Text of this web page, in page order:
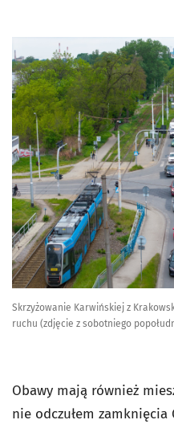
Skrzyżowanie Karwińskiej z
ruchu (zdjęcie z sobotniego
Obawy mają również
nie odczułem